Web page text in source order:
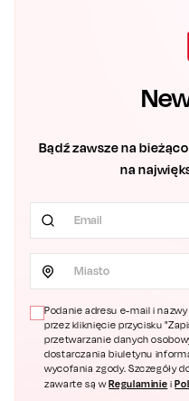
Bądź zawsze na
na
Miasto
Podanie adresu e-mail i
przez kliknięcie przycisku
przetwarzanie danych
dostarczania biuletynu
wycofania zgody. Szczegóły
zawarte są wRegulaminie i